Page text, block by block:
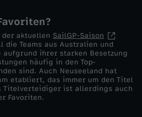
der aktuellen SailGP-Saison
Teams aus Australien und
ihrer starken Besetzung
häufig in den Top-
sind. Auch Neuseeland hat
etabliert, das immer um den Titel
Titelverteidiger ist allerdings auch
Favoriten.